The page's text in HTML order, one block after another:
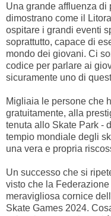
Una grande affluenza
dimostrano come il
ospitare i grandi eventi
soprattutto, capace di
mondo dei giovani. Ci
codice per parlare ai
sicuramente uno di
Migliaia le persone che
gratuitamente, alla
tenuta allo Skate Park -
tempio mondiale degli
una vera e propria
Un successo che si
visto che la
meravigliosa cornice
Skate Games 2024.